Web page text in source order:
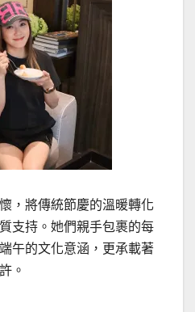
，將傳統節慶的溫暖轉化
支持。她們親手包裹的每
午的文化意涵，更承載著
。